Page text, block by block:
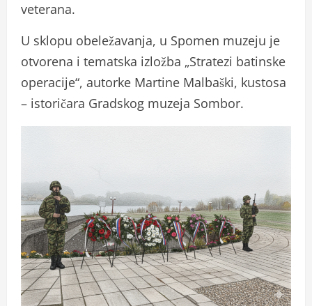
veterana.
U sklopu obeležavanja, u Spomen muzeju je
otvorena i tematska izložba „Stratezi batinske
operacije“, autorke Martine Malbaški, kustosa
– istoričara Gradskog muzeja Sombor.